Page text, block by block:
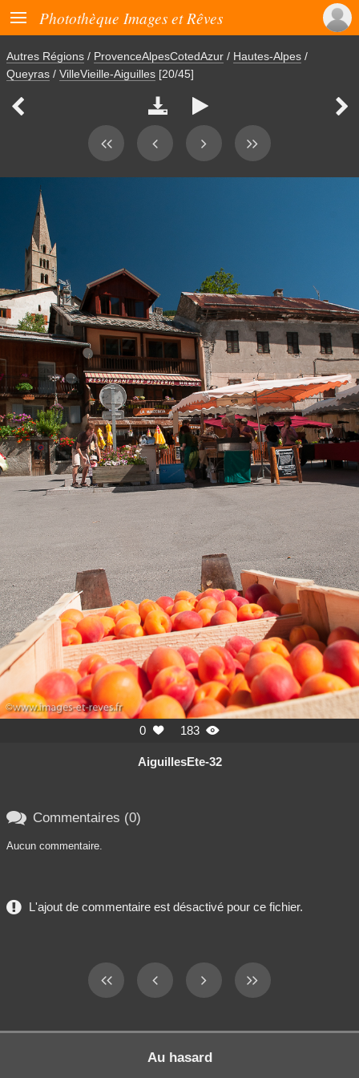
 Photothèque Images et Rêves
Autres Régions / ProvenceAlpesCotedAzur / Hautes-Alpes /
Queyras / VilleVieille-Aiguilles [20/45]
   
0  183 
AiguillesEte-32
 Commentaires (0)
Aucun commentaire.
L'ajout de commentaire est désactivé pour ce fichier.
Au hasard